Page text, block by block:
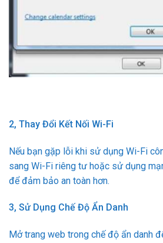
2, Thay Đổi Kết Nối Wi-Fi
Nếu bạn gặp lỗi khi sử dụng Wi-Fi
sang Wi-Fi riêng tư hoặc sử dụng
để đảm bảo an toàn hơn.
3, Sử Dụng Chế Độ Ẩn Danh
Mở trang web trong chế độ ẩn danh